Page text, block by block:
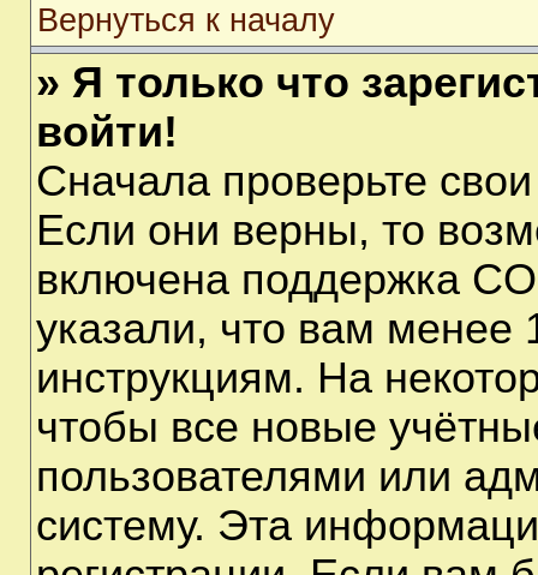
Вернуться к началу
» Я только что
войти!
Сначала проверьте
Если они верны, то
включена поддержка
указали, что вам менее
инструкциям. На
чтобы все новые
пользователями или
систему. Эта